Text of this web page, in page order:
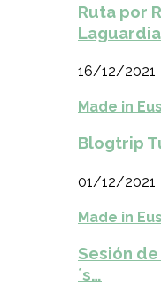
Ruta por
16/12/2021
Made in
Blogtrip
01/12/2021
Made in
Sesión
´s…